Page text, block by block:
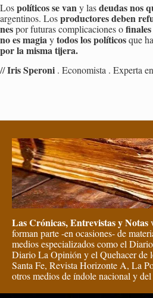
Lospo­lí­ti­cos se vany lasdeu­das nos
ar­gen­ti­nos. Lospro­duc­to­res deben
nespor fu­tu­ras com­pli­ca­cio­nes o
no es magiaytodos los po­lí­ti­cosque
por la misma ti­je­ra.
//Iris Spe­ro­ni . Eco­no­mis­ta . Ex­per­ta
Las Crónicas, Entrevistas y Notas
forman parte -en ocasiones- de
medios especializados como el
Diario La Opinión y el Quehacer de
Santa Fe, Revista Horizonte A, La
otros medios de índole nacional y del